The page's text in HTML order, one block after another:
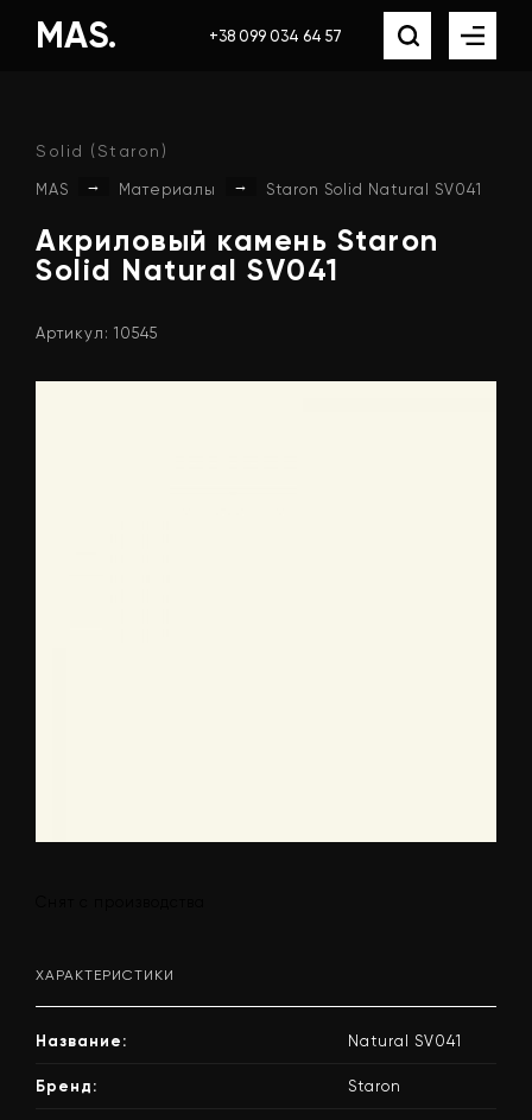
MAS. +38 099 034 64 57
Solid (Staron)
MAS → Материалы → Staron Solid Natural SV041
Акриловый камень Staron
Solid Natural SV041
Артикул: 10545
ХАРАКТЕРИСТИКИ
Название: Natural SV041
Бренд: Staron